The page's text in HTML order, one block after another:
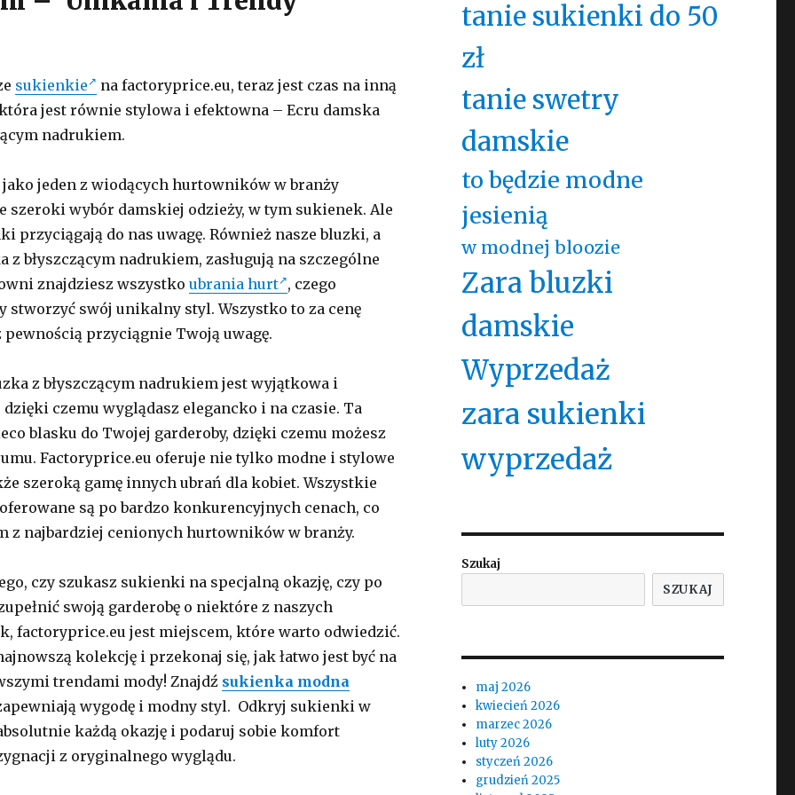
sukienkie
na factoryprice.eu, teraz jest czas na inną
jest równie stylowa i efektowna – Ecru damska
nadrukiem.
jeden z wiodących hurtowników w branży
szeroki wybór damskiej odzieży, w tym sukienek. Ale
przyciągają do nas uwagę. Również nasze bluzki, a
z błyszczącym nadrukiem, zasługują na szczególne
znajdziesz wszystko ubrania hurt , czego
stworzyć swój unikalny styl. Wszystko to za cenę
przyciągnie Twoją uwagę.
z błyszczącym nadrukiem jest wyjątkowa i
czemu wyglądasz elegancko i na czasie. Ta
blasku do Twojej garderoby, dzięki czemu możesz
Factoryprice.eu oferuje nie tylko modne i stylowe
szeroką gamę innych ubrań dla kobiet. Wszystkie
są po bardzo konkurencyjnych cenach, co
z najbardziej cenionych hurtowników w branży.
czy szukasz sukienki na specjalną okazję, czy po
swoją garderobę o niektóre z naszych
factoryprice.eu jest miejscem, które warto odwiedzić.
kolekcję i przekonaj się, jak łatwo jest być na
trendami mody! Znajdź sukienka modna
wygodę i modny styl. Odkryj sukienki w
każdą okazję i podaruj sobie komfort
z oryginalnego wyglądu.
tanie sukienki do 50
zł
tanie swetry
damskie
to będzie modne
jesienią
w modnej bloozie
Zara bluzki
damskie
Wyprzedaż
zara sukienki
wyprzedaż
Szukaj
SZUKAJ
maj 2026
kwiecień 2026
marzec 2026
luty 2026
styczeń 2026
grudzień 2025